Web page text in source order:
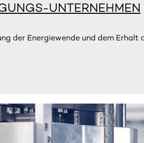
UNTERNEHMEN
der Energiewende und dem